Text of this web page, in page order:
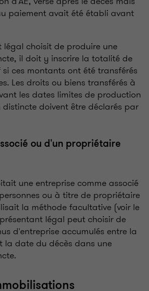
paiement avait été établi avant
légal choisit de produire une
il doit y inscrire la totalité de
si ces montants ont été transférés
Les droits ou biens transférés à
les dates limites de production
doivent être déclarés par
ou d'un propriétaire
une entreprise comme associé
ou à titre de propriétaire
la méthode facultative (voir le
légal peut choisir de
d'entreprise accumulés entre la
la date du décès dans une